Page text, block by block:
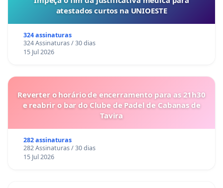
atestados curtos na UNIOESTE
324 assinaturas
324 Assinaturas / 30 dias
15 Jul 2026
Reverter o horário de encerramento para as 21h30
e reabrir o bar do Clube de Padel de Cabanas de
Tavira
282 assinaturas
282 Assinaturas / 30 dias
15 Jul 2026